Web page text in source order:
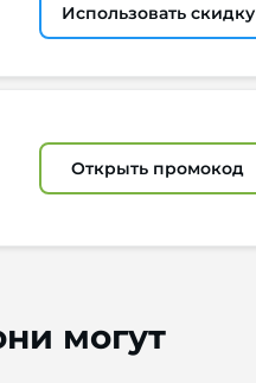
Использовать скидку
Открыть промокод
могут